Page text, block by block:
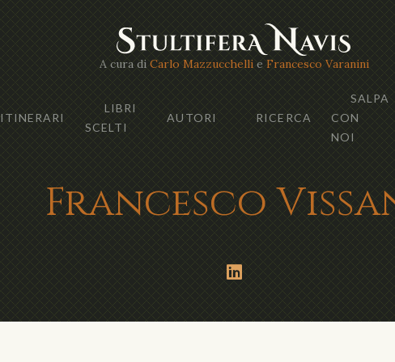
A cura di Carlo Mazzucchellie Francesco Varanini
ITINERARI
LIBRI
SCELTI
AUTORI RICERCA
SALPA
CON
NOI
Francesco